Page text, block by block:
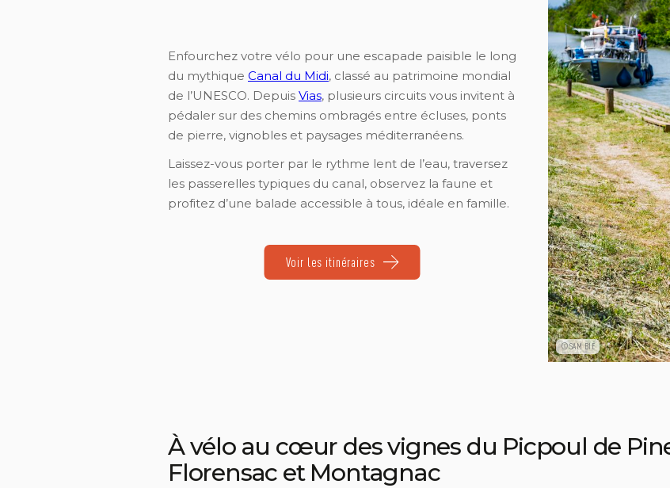
Enfourchez votre vélo pour une escapade paisible le long
du mythique Canal du Midi, classé au patrimoine mondial
de l’UNESCO. Depuis Vias, plusieurs circuits vous invitent à
pédaler sur des chemins ombragés entre écluses, ponts
de pierre, vignobles et paysages méditerranéens.
Laissez-vous porter par le rythme lent de l’eau, traversez
les passerelles typiques du canal, observez la faune et
profitez d’une balade accessible à tous, idéale en famille.
Voir les itinéraires
©SAM BIÉ
À vélo au cœur des vignes du Picpoul de
Florensac et Montagnac